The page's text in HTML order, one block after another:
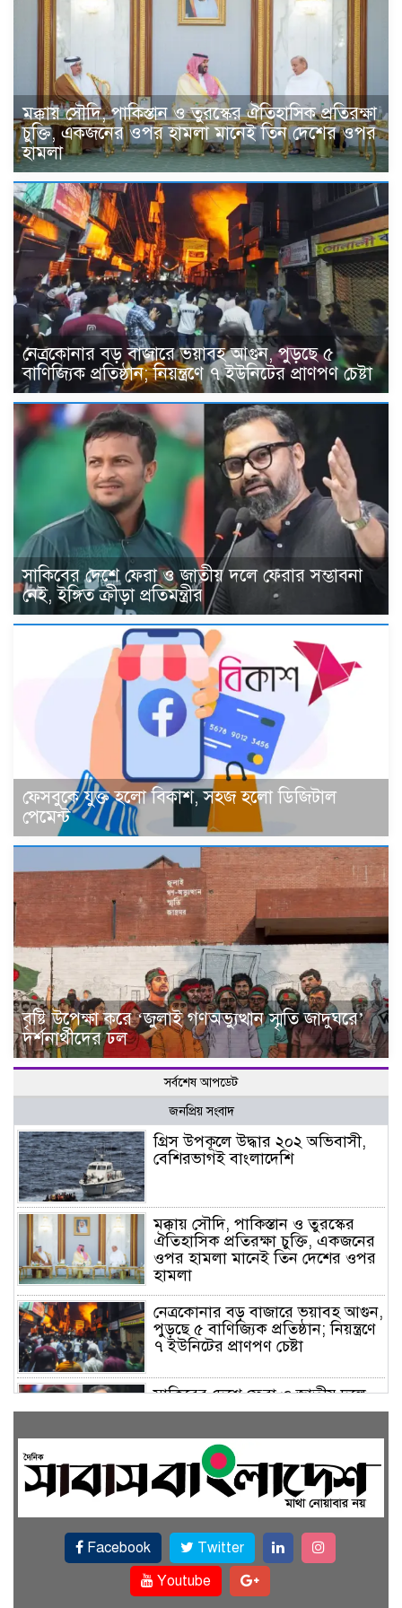
মক্কায় সৌদি, পাকিস্তান ও তুরস্কের ঐতিহাসিক প্রতিরক্ষা
চুক্তি, একজনের ওপর হামলা মানেই তিন দেশের ওপর
হামলা
নেত্রকোনার বড় বাজারে ভয়াবহ আগুন, পুড়ছে ৫
বাণিজ্যিক প্রতিষ্ঠান; নিয়ন্ত্রণে ৭ ইউনিটের প্রাণপণ চেষ্টা
সাকিবের দেশে ফেরা ও জাতীয় দলে ফেরার সম্ভাবনা
নেই, ইঙ্গিত ক্রীড়া প্রতিমন্ত্রীর
ফেসবুকে যুক্ত হলো বিকাশ, সহজ হলো ডিজিটাল
পেমেন্ট
বৃষ্টি উপেক্ষা করে ‘জুলাই গণঅভ্যুত্থান স্মৃতি জাদুঘরে’
দর্শনার্থীদের ঢল
সর্বশেষ আপডেট
জনপ্রিয় সংবাদ
গ্রিস উপকূলে উদ্ধার ২০২ অভিবাসী,
বেশিরভাগই বাংলাদেশি
মক্কায় সৌদি, পাকিস্তান ও তুরস্কের
ঐতিহাসিক প্রতিরক্ষা চুক্তি, একজনের
ওপর হামলা মানেই তিন দেশের ওপর
হামলা
নেত্রকোনার বড় বাজারে ভয়াবহ আগুন,
পুড়ছে ৫ বাণিজ্যিক প্রতিষ্ঠান; নিয়ন্ত্রণে
৭ ইউনিটের প্রাণপণ চেষ্টা
সাকিবের দেশে ফেরা ও জাতীয় দলে
ফেরার সম্ভাবনা নেই, ইঙ্গিত ক্রীড়া
ফেসবুকে যুক্ত হলো বিকাশ, সহজ
হলো ডিজিটাল পেমেন্ট
বৃষ্টি উপেক্ষা করে ‘জুলাই গণঅভ্যুত্থান
স্মৃতি জাদুঘরে’ দর্শনার্থীদের ঢল
Facebook
Twitter
Youtube